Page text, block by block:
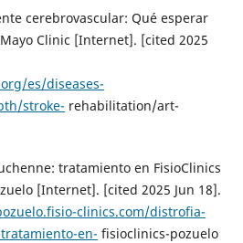
cerebrovascular: Qué esperar
Clinic [Internet]. [cited 2025
es/diseases-
stroke- rehabilitation/art-
tratamiento en FisioClinics
[Internet]. [cited 2025 Jun 18].
clinics.com/distrofia-
en- fisioclinics-pozuelo